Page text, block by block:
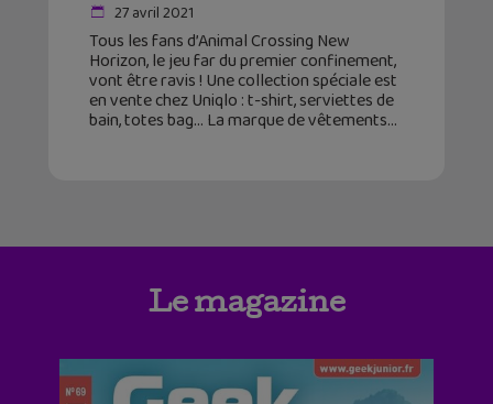
27 avril 2021
Tous les fans d’Animal Crossing New
Horizon, le jeu far du premier confinement,
vont être ravis ! Une collection spéciale est
en vente chez Uniqlo : t-shirt, serviettes de
bain, totes bag… La marque de vêtements
Le magazine